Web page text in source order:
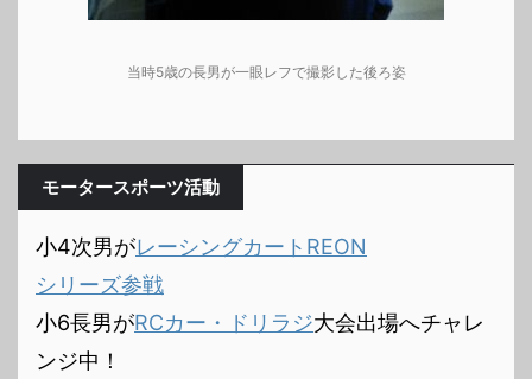
当時5歳の長男が一眼レフで撮影した後ろ姿
モータースポーツ活動
小4次男がレーシングカートREON
シリーズ参戦
小6長男がRCカー・ドリラジ大会出場へチャレ
ンジ中！